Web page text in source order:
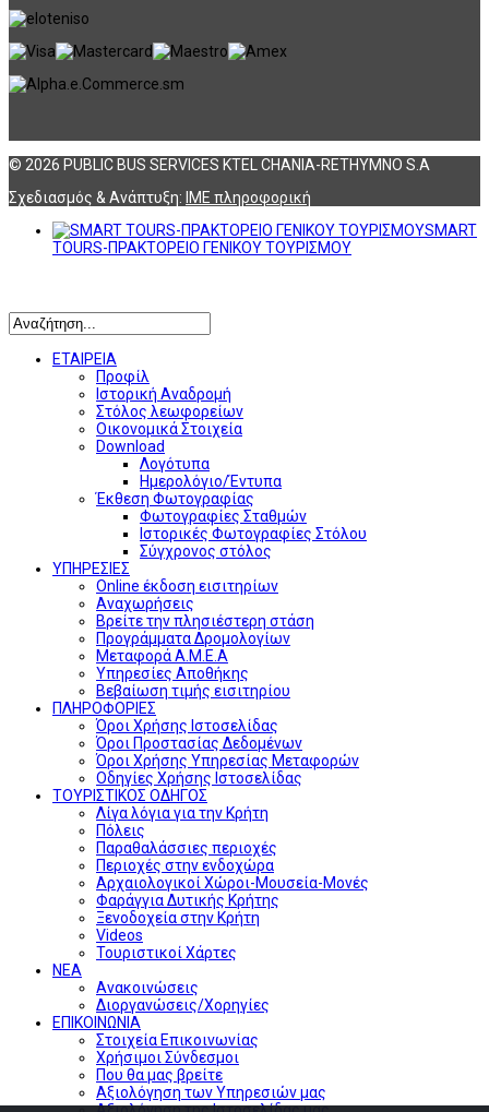
© 2026 PUBLIC BUS SERVICES KTEL CHANIA-RETHYMNO S.A
Σχεδιασμός & Ανάπτυξη: ΙΜΕ πληροφορική
SMART
TOURS-ΠΡΑΚΤΟΡΕΙΟ ΓΕΝΙΚΟΥ ΤΟΥΡΙΣΜΟΥ
ΕΤΑΙΡΕΙΑ
Προφίλ
Ιστορική Αναδρομή
Στόλος λεωφορείων
Οικονομικά Στοιχεία
Download
Λογότυπα
Ημερολόγιο/Έντυπα
Έκθεση Φωτογραφίας
Φωτογραφίες Σταθμών
Ιστορικές Φωτογραφίες Στόλου
Σύγχρονος στόλος
ΥΠΗΡΕΣΙΕΣ
Online έκδοση εισιτηρίων
Αναχωρήσεις
Βρείτε την πλησιέστερη στάση
Προγράμματα Δρομολογίων
Μεταφορά Α.Μ.Ε.Α
Υπηρεσίες Αποθήκης
Βεβαίωση τιμής εισιτηρίου
ΠΛΗΡΟΦΟΡΙΕΣ
Όροι Χρήσης Ιστοσελίδας
Όροι Προστασίας Δεδομένων
Όροι Χρήσης Υπηρεσίας Μεταφορών
Οδηγίες Χρήσης Ιστοσελίδας
ΤΟΥΡΙΣΤΙΚΟΣ ΟΔΗΓΟΣ
Λίγα λόγια για την Κρήτη
Πόλεις
Παραθαλάσσιες περιοχές
Περιοχές στην ενδοχώρα
Αρχαιολογικοί Χώροι-Μουσεία-Μονές
Φαράγγια Δυτικής Κρήτης
Ξενοδοχεία στην Κρήτη
Videos
Τουριστικοί Χάρτες
ΝΕΑ
Ανακοινώσεις
Διοργανώσεις/Χορηγίες
ΕΠΙΚΟΙΝΩΝΙΑ
Στοιχεία Επικοινωνίας
Χρήσιμοι Σύνδεσμοι
Που θα μας βρείτε
Αξιολόγηση των Υπηρεσιών μας